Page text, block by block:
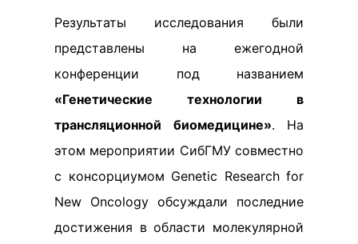
Результаты исследования были
представлены на ежегодной
конференции под названием
«Генетические технологии в
трансляционной биомедицине». На
этом мероприятии СибГМУ совместно
с консорциумом Genetic Research for
New Oncology обсуждали последние
достижения в области молекулярной